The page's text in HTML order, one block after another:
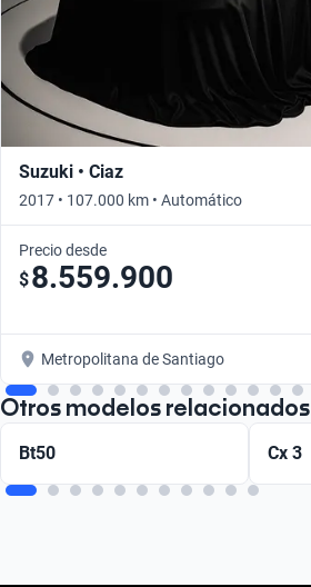
Suzuki • Ciaz
2017 • 107.000 km • Automático
Precio desde
$8.559.900
Metropolitana de Santiago
Otros modelos relacionados
Bt50 Cx 3